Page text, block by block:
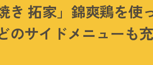
き 拓家」錦爽鶏を使
のサイドメニューも